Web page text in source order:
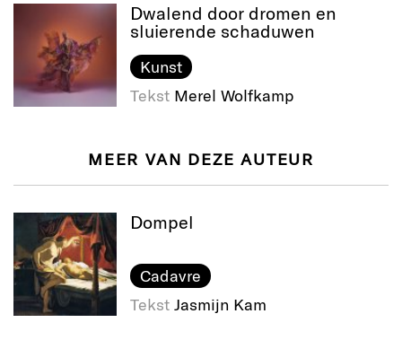
Dwalend door dromen en
sluierende schaduwen
Kunst
Tekst Merel Wolfkamp
MEER VAN DEZE AUTEUR
Dompel
Cadavre
Tekst Jasmijn Kam